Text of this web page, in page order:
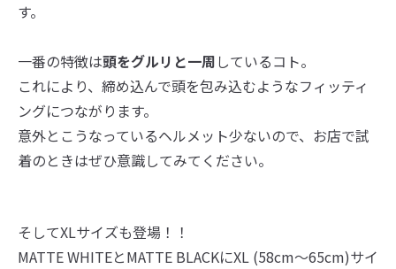
す。
一番の特徴は頭をグルリと一周 しているコト。
これにより、締め込んで頭を包み込むようなフィッティ
ングにつながります。
意外とこうなっているヘルメット少ないので、お店で試
着のときはぜひ意識してみてください。
そしてXLサイズも登場！！
MATTE WHITEとMATTE BLACKにXL (58cm〜65cm)サイ